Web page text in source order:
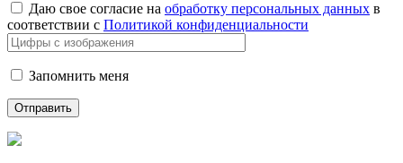
Даю свое согласие на обработку персональных данных в
соответствии с Политикой конфиденциальности
Запомнить меня